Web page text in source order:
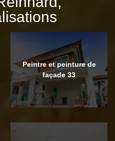
Peintre et peinture de
façade 33